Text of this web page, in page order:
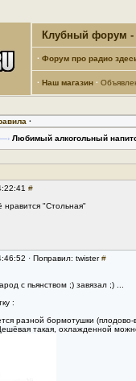
Клубный форум -
· Форум про радио
· Наш магазин ·
·
—› Любимый алкогольный
#
нравится "Стольная"
· Поправил: twister#
с пьянством ;) завязал ;) ...
:
разной бормотушки
такая, охлажденной